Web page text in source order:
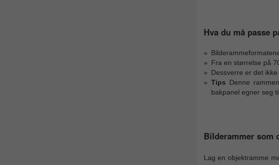
Hva du må passe
Fra en størrelse på
Dessverre er det
Tips Denne
bakpanel egner seg
Bilderammer som
Lag en objektramme